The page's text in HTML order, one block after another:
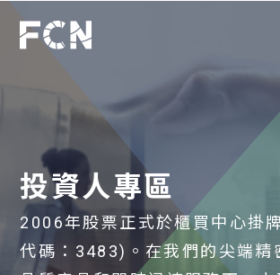
投資人專區
2006年股票正式於櫃買中心掛
代碼：3483)。在我們的尖端精